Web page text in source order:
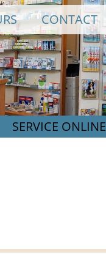
CONTACT
SERVICE ONLINE